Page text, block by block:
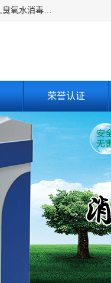
主营:医用空气消毒机，臭氧消空气毒机,循环风紫外线空气消毒机,臭氧发生器,低温烘干臭氧消毒柜,常温臭氧消毒柜,臭氧水消毒机,管道容器臭氧消毒机,内置式臭氧消毒机,外置式臭氧消毒机,床单位臭氧消毒器。医用工作服灭菌柜，医用拖鞋消毒柜,麻醉机内管路消毒机，呼吸机回路消毒机
荣誉认证